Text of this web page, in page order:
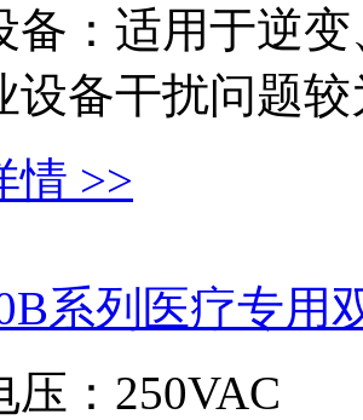
备：适用于逆
设备干扰问题
情 >>
系列医疗专用
压：250VAC